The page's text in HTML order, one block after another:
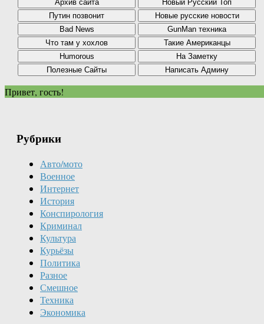
Привет, гость!
Рубрики
Авто/мото
Военное
Интернет
История
Конспирология
Криминал
Культура
Курьёзы
Политика
Разное
Смешное
Техника
Экономика